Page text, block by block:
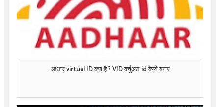
आधार virtual ID क्या है ? VID वर्चुअल id कैसे बनाए